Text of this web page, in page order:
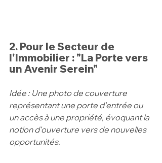
2. Pour le Secteur de
l'Immobilier : "La Porte vers
un Avenir Serein"
Idée : Une photo de couverture
représentant une porte d'entrée ou
un accès à une propriété, évoquant la
notion d'ouverture vers de nouvelles
opportunités.